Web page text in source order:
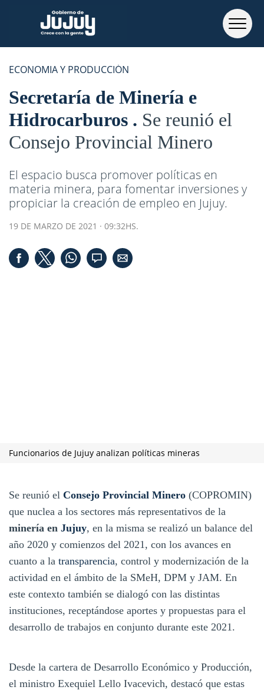
ECONOMIA Y PRODUCCIÓN
Secretaría de Minería e
Hidrocarburos
Se reunió el
Consejo Provincial Minero
El espacio busca promover políticas en
materia minera, para fomentar inversiones y
propiciar la creación de empleo en Jujuy.
19 DE MARZO DE 2021 · 09:32HS.
Funcionarios de Jujuy analizan políticas mineras
Se reunió el Consejo Provincial Minero (COPROMIN)
que nuclea a los sectores más representativos de la
minería en Jujuy, en la misma se realizó un balance del
año 2020 y comienzos del 2021, con los avances en
cuanto a la transparencia, control y modernización de la
actividad en el ámbito de la SMeH, DPM y JAM. En
este contexto también se dialogó con las distintas
instituciones, receptándose aportes y propuestas para el
desarrollo de trabajos en conjunto durante este 2021.
Desde la cartera de Desarrollo Económico y Producción,
el ministro Exequiel Lello Ivacevich, destacó que estas